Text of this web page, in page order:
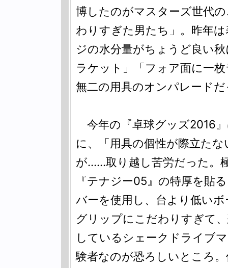
博したのがマスターズ世代
わりすぎた男たち」。昨年
ジの水分量がちょうど良い
ラケット」「フォア面に一
無二の用具のオンパレード
今年の『卓球グッズ2016
に、「用具の個性が際立た
が……取り越し苦労だった。
『テナジー05』の特厚を貼
バーを使用し、台より低い
グリップにこだわりすぎて
しているシェークドライブ
験者なのが恐ろしいところ